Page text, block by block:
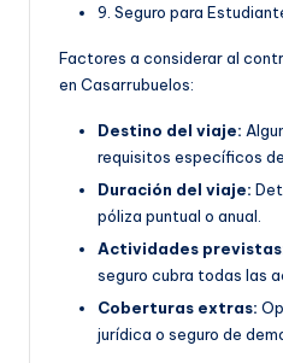
9. Seguro para
Factores a considerar al
en Casarrubuelos:
Destino del viaje:
requisitos específicos de
Duración del viaje:
póliza puntual o anual.
Actividades
seguro cubra todas las
Coberturas extras:
jurídica o seguro de